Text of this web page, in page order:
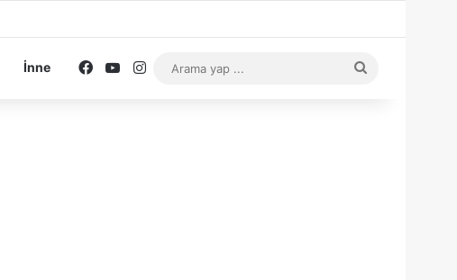
İnne Facebook
YouTube
Instagram